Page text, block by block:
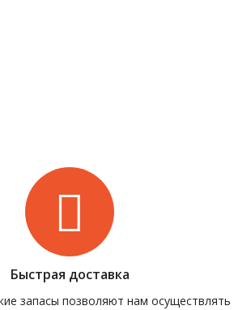
Быстрая доставка
запасы позволяют нам осуществлять